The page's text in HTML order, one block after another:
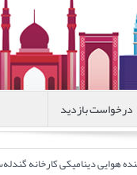
درخواست بازدید
هوایی دینامیکی